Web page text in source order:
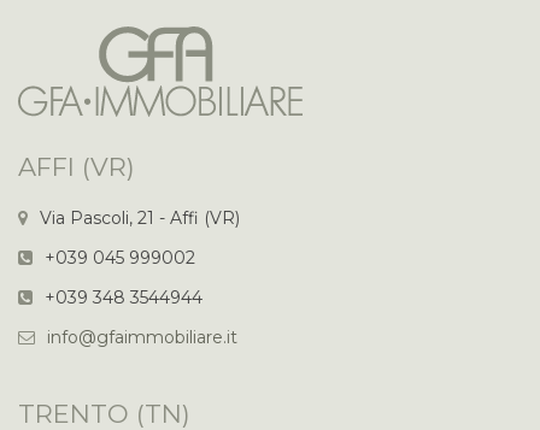
AFFI (VR)
Via Pascoli, 21 - Affi (VR)
+039 045 999002
+039 348 3544944
info@gfaimmobiliare.it
TRENTO (TN)